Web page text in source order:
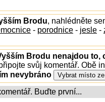
Brodu, nahlédněte
- porodnice - jesle -
Brodu nenajdou to,
svůj komentář. Obě
nevybráno
Buďte první...